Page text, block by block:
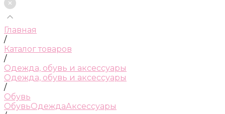
Главная
/
Каталог товаров
/
Одежда, обувь и аксессуары
Одежда, обувь и аксессуары
/
Обувь
ОбувьОдеждаАксессуары